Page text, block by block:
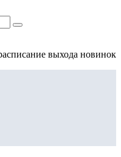
выхода новинок